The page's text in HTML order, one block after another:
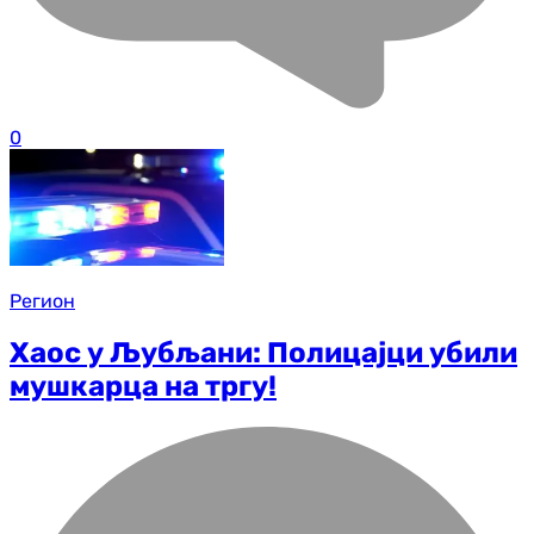
0
Регион
Хаос у Љубљани: Полицајци убили
мушкарца на тргу!